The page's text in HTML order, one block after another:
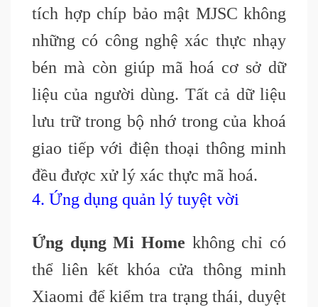
tích hợp chíp bảo mật MJSC không
những có công nghệ xác thực nhạy
bén mà còn giúp mã hoá cơ sở dữ
liệu của người dùng. Tất cả dữ liệu
lưu trữ trong bộ nhớ trong của khoá
giao tiếp với điện thoại thông minh
đều được xử lý xác thực mã hoá.
4. Ứng dụng quản lý tuyệt vời
Ứng dụng Mi Home không chỉ có
thể liên kết khóa cửa thông minh
Xiaomi để kiểm tra trạng thái, duyệt